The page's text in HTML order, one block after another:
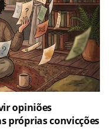
opiniões
próprias convicções